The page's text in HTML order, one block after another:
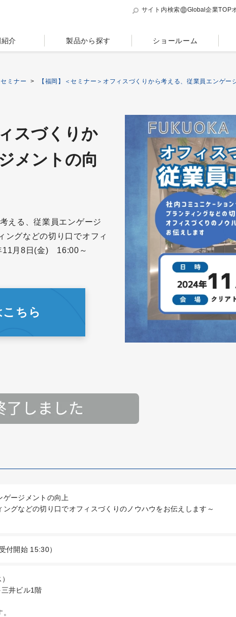
サイト内検索 Global 企業TOP
介 製品から探す ショールーム
ミナー > 【福岡】＜セミナー＞オフィスづくりから考える、従業員エンゲー
スづくりか
メントの向
える、従業員エンゲージ
ングなどの切り口でオフィ
11月8日(金) 16:00～
ちら
ージメントの向上
グなどの切り口でオフィスづくりのノウハウをお伝えします～
開始 15:30）
）
井ビル1階